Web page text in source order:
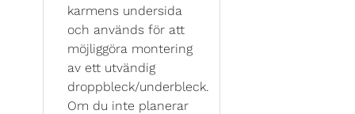
karmens undersida
och används för att
möjliggöra montering
av ett utvändig
droppbleck/underbleck.
Om du inte planerar